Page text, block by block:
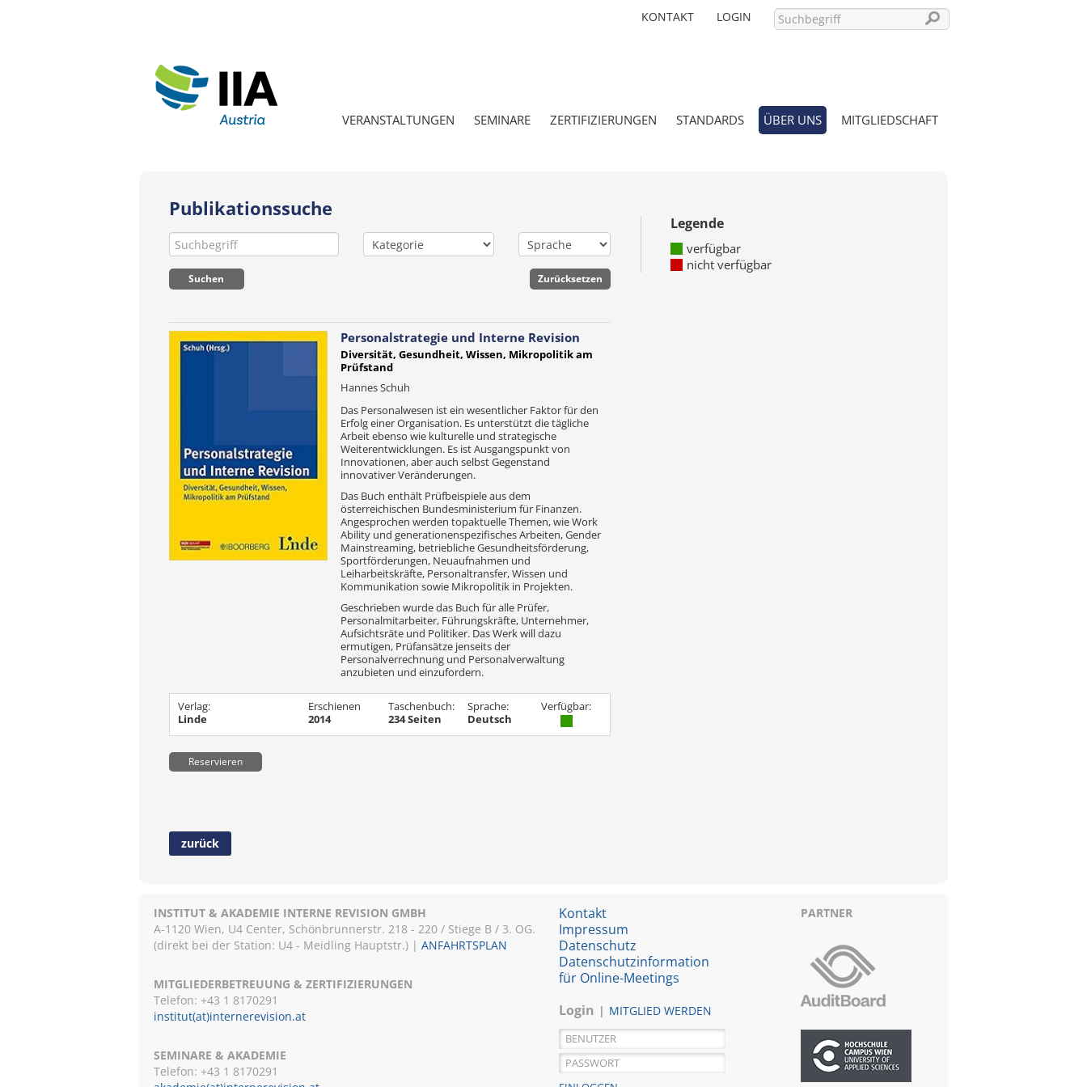
KONTAKT LOGIN
PASSWORT VERGESSEN?
VERANSTALTUNGEN SEMINARE ZERTIFIZIERUNGEN STANDARDS ÜBER UNS MITGLIEDSCHAFT
Publikationssuche
Personalstrategie und Interne Revision
Diversität, Gesundheit, Wissen, Mikropolitik am
Prüfstand
Hannes Schuh
Das Personalwesen ist ein wesentlicher Faktor für den
Erfolg einer Organisation. Es unterstützt die tägliche
Arbeit ebenso wie kulturelle und strategische
Weiterentwicklungen. Es ist Ausgangspunkt von
Innovationen, aber auch selbst Gegenstand
innovativer Veränderungen.
Das Buch enthält Prüfbeispiele aus dem
österreichischen Bundesministerium für Finanzen.
Angesprochen werden topaktuelle Themen, wie Work
Ability und generationenspezifisches Arbeiten, Gender
Mainstreaming, betriebliche Gesundheitsförderung,
Sportförderungen, Neuaufnahmen und
Leiharbeitskräfte, Personaltransfer, Wissen und
Kommunikation sowie Mikropolitik in Projekten.
Geschrieben wurde das Buch für alle Prüfer,
Personalmitarbeiter, Führungskräfte, Unternehmer,
Aufsichtsräte und Politiker. Das Werk will dazu
ermutigen, Prüfansätze jenseits der
Personalverrechnung und Personalverwaltung
anzubieten und einzufordern.
Verlag:
Linde
Erschienen
2014
Taschenbuch:
234 Seiten
Sprache:
Deutsch
Verfügbar:
Reservieren
zurück
Legende
verfügbar
nicht verfügbar
INSTITUT & AKADEMIE INTERNE REVISION GMBH
A-1120 Wien, U4 Center, Schönbrunnerstr. 218 - 220 / Stiege B / 3. OG.
(direkt bei der Station: U4 - Meidling Hauptstr.) | ANFAHRTSPLAN
MITGLIEDERBETREUUNG & ZERTIFIZIERUNGEN
Telefon: +43 1 8170291
institut(at)internerevision.at
SEMINARE & AKADEMIE
Telefon: +43 1 8170291
Kontakt
Impressum
Datenschutz
Datenschutzinformation
für Online-Meetings
Login
MITGLIED WERDEN
PARTNER